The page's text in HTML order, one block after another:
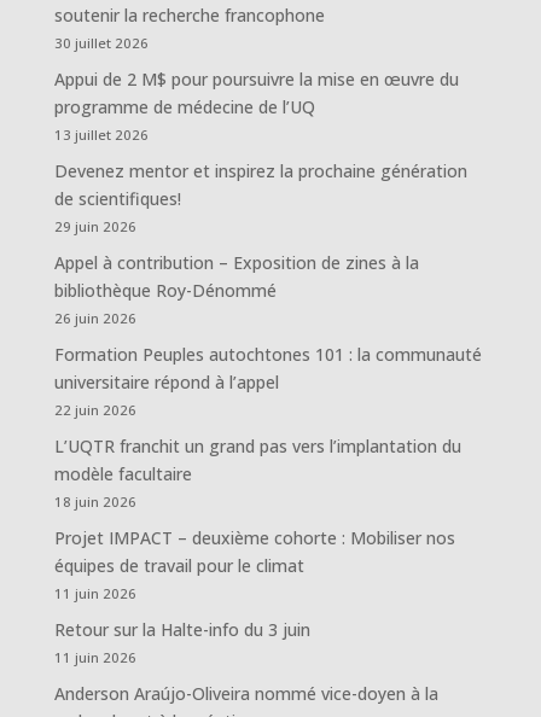
soutenir la recherche francophone
30 juillet 2026
Appui de 2 M$ pour poursuivre la mise en œuvre du
programme de médecine de l’UQ
13 juillet 2026
Devenez mentor et inspirez la prochaine génération
de scientifiques!
29 juin 2026
Appel à contribution – Exposition de zines à la
bibliothèque Roy-Dénommé
26 juin 2026
Formation Peuples autochtones 101 : la communauté
universitaire répond à l’appel
22 juin 2026
L’UQTR franchit un grand pas vers l’implantation du
modèle facultaire
18 juin 2026
Projet IMPACT – deuxième cohorte : Mobiliser nos
équipes de travail pour le climat
11 juin 2026
Retour sur la Halte-info du 3 juin
11 juin 2026
Anderson Araújo-Oliveira nommé vice-doyen à la